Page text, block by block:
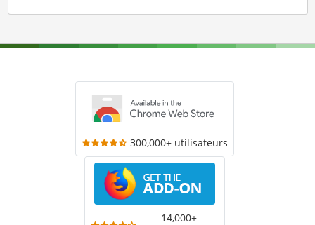
300,000+ utilisateurs
14,000+